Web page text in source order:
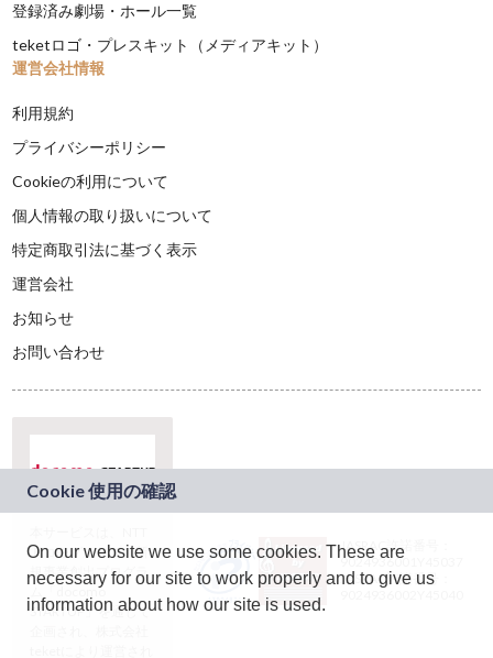
登録済み劇場・ホール一覧
teketロゴ・プレスキット（メディアキット）
運営会社情報
利用規約
プライバシーポリシー
Cookieの利用について
個人情報の取り扱いについて
特定商取引法に基づく表示
運営会社
お知らせ
お問い合わせ
ドコモグループの新
規事業創出プログラ
ム「docomo
STARTUP」を通じて
JASRAC許諾番号：
9024936001Y45037
JASRAC許諾番号：
On our website we use some cookies. These are
necessary for our site to work properly and to give us
information about how our site is used.